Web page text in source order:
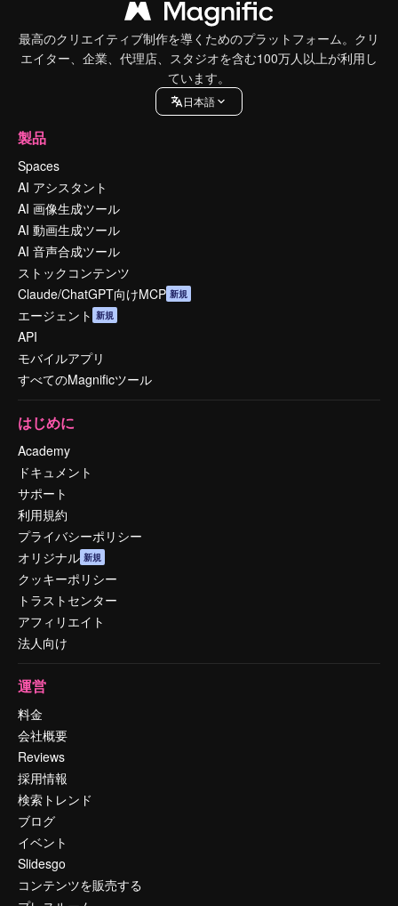
最高のクリエイティブ制作を導くためのプラットフォーム。クリ
エイター、企業、代理店、スタジオを含む100万人以上が利用し
ています。
日本語
製品
Spaces
AI アシスタント
AI 画像生成ツール
AI 動画生成ツール
AI 音声合成ツール
ストックコンテンツ
Claude/ChatGPT向けMCP 新規
エージェント 新規
API
モバイルアプリ
すべてのMagnificツール
はじめに
Academy
ドキュメント
サポート
利用規約
プライバシーポリシー
オリジナル 新規
クッキーポリシー
トラストセンター
アフィリエイト
法人向け
運営
料金
会社概要
Reviews
採用情報
検索トレンド
ブログ
イベント
Slidesgo
コンテンツを販売する